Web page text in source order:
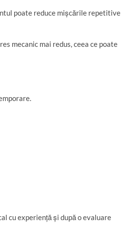
poate reduce mișcările repetitive
mecanic mai redus, ceea ce poate
cu experiență și după o evaluare